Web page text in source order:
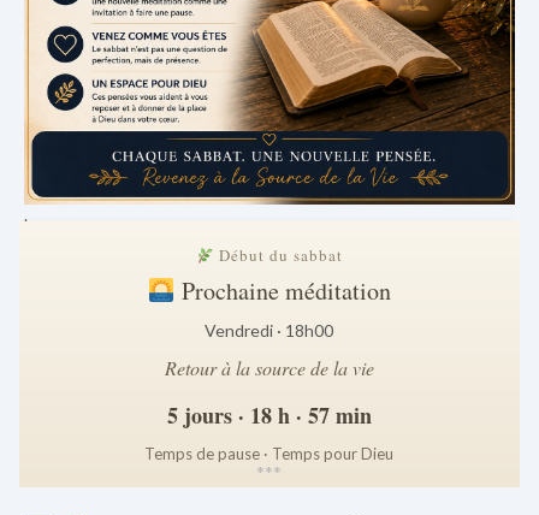
.
Début du sabbat
Prochaine méditation
Vendredi · 18h00
Retour à la source de la vie
5 jours · 18 h · 57 min
Temps de pause · Temps pour Dieu
***